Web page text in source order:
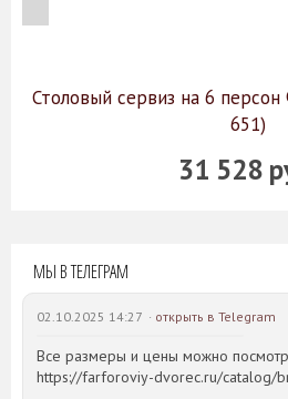
Столовый сервиз на 6
651)
31 528
МЫ В ТЕЛЕГРАМ
02.10.2025 14:27 · открыть в Telegram
Все размеры и цены можно
https://farforoviy-dvorec.ru/catalog/